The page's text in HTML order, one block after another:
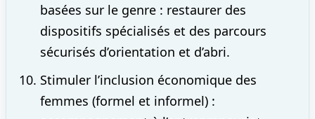
basées sur le genre : restaurer des
dispositifs spécialisés et des parcours
sécurisés d’orientation et d’abri.
Stimuler l’inclusion économique des
femmes (formel et informel) :